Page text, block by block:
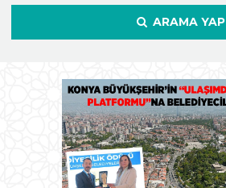
ARAMA YAP